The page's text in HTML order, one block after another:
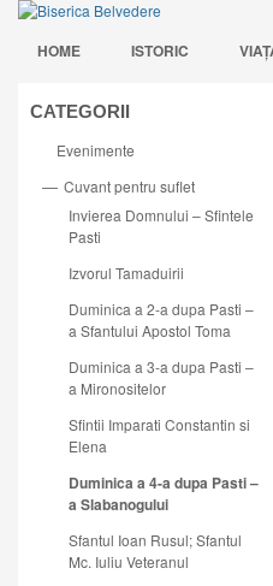
HOME ISTORIC
CATEGORII
Evenimente
— Cuvant pentru suflet
Invierea Domnului – Sfintele
Pasti
Izvorul Tamaduirii
Duminica a 2-a dupa Pasti –
a Sfantului Apostol Toma
Duminica a 3-a dupa Pasti –
a Mironositelor
Sfintii Imparati Constantin si
Elena
Duminica a 4-a dupa Pasti –
a Slabanogului
Sfantul Ioan Rusul; Sfantul
Mc. Iuliu Veteranul